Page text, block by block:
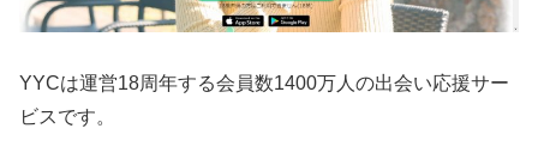
YYCは運営18周年する会員数1400万人の出会い応援サー
ビスです。